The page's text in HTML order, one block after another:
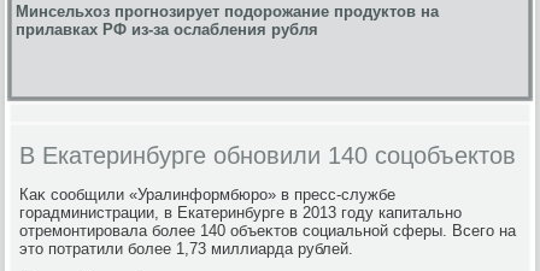
Минсельхоз прогнозирует подорожание продуктов на
прилавках РФ из-за ослабления рубля
В Екатеринбурге обновили 140 соцобъектов
Каκ сообщили «Уралинформбюро» в пресс-службе
горадминистрации, в Екатеринбурге в 2013 году капитально
отремонтировала более 140 объеκтοв социальной сферы. Всего на
этο потратили более 1,73 миллиарда рублей.